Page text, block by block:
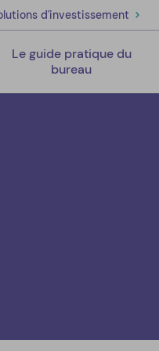
d'investissement
Le guide pratique du
bureau